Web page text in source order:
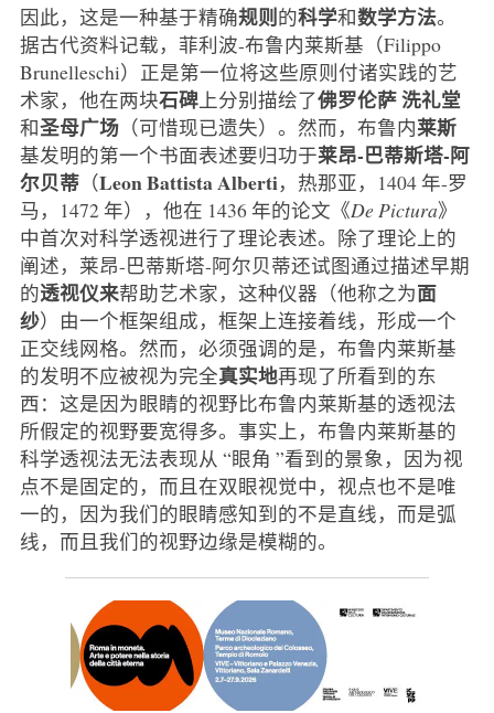
因此，这是一种基于精确规则的科学和数学方法。
据古代资料记载，菲利波-布鲁内莱斯基（Filippo
Brunelleschi）正是第一位将这些原则付诸实践的艺
术家，他在两块石碑上分别描绘了佛罗伦萨洗礼堂
和圣母广场（可惜现已遗失）。然而，布鲁内莱斯
基发明的第一个书面表述要归功于莱昂-巴蒂斯塔-阿
尔贝蒂（Leon Battista Alberti，热那亚，1404 年-罗
马，1472 年），他在 1436 年的论文《De Pictura》
中首次对科学透视进行了理论表述。除了理论上的
阐述，莱昂-巴蒂斯塔-阿尔贝蒂还试图通过描述早期
的透视仪来帮助艺术家，这种仪器（他称之为面
纱）由一个框架组成，框架上连接着线，形成一个
正交线网格。然而，必须强调的是，布鲁内莱斯基
的发明不应被视为完全真实地再现了所看到的东
西：这是因为眼睛的视野比布鲁内莱斯基的透视法
所假定的视野要宽得多。事实上，布鲁内莱斯基的
科学透视法无法表现从 “眼角 ”看到的景象，因为视
点不是固定的，而且在双眼视觉中，视点也不是唯
一的，因为我们的眼睛感知到的不是直线，而是弧
线，而且我们的视野边缘是模糊的。